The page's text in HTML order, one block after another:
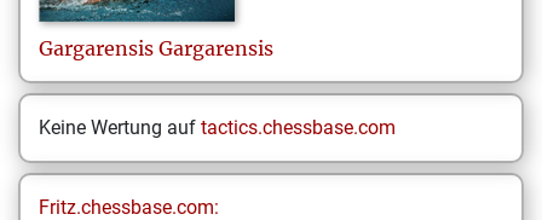
Gargarensis Gargarensis
Keine Wertung auf tactics.chessbase.com
Fritz.chessbase.com: